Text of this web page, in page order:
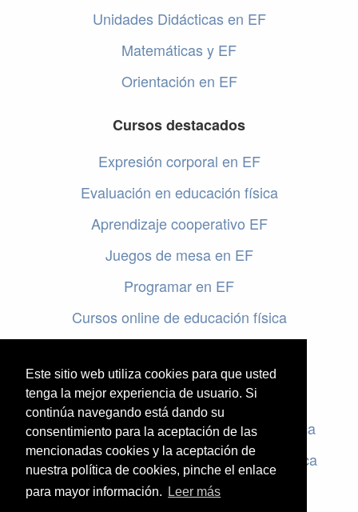
Este sitio web utiliza cookies para que usted
tenga la mejor experiencia de usuario. Si
continúa navegando está dando su
consentimiento para la aceptación de las
mencionadas cookies y la aceptación de
nuestra política de cookies, pinche el enlace
para mayor información.
Leer más
Unidades Didácticas en EF
Matemáticas y EF
Orientación en EF
Cursos destacados
Expresión corporal en EF
Evaluación en educación física
Aprendizaje cooperativo EF
Juegos de mesa en EF
Programar en EF
Cursos online de educación física
Evaluación en educación física
Criterios de evaluación en educación física
Rúbricas de evaluación en educación física